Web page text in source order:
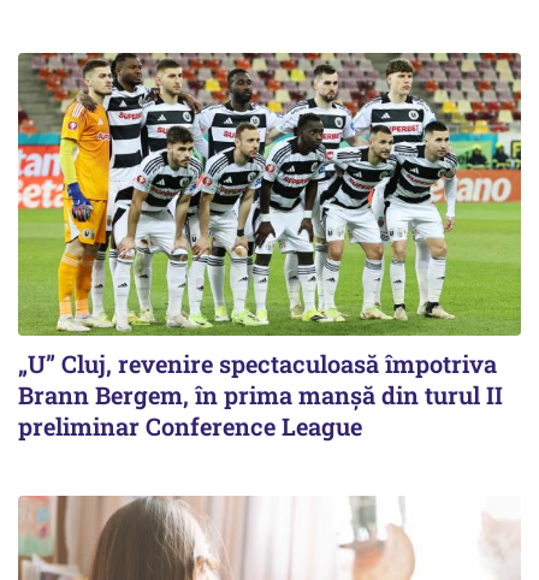
„U” Cluj, revenire spectaculoasă împotriva
Brann Bergem, în prima manșă din turul II
preliminar Conference League